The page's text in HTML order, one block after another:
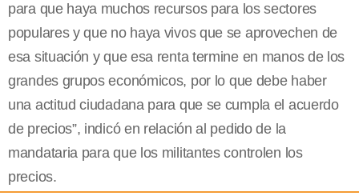
para que haya muchos recursos para los sectores
populares y que no haya vivos que se aprovechen de
esa situación y que esa renta termine en manos de los
grandes grupos económicos, por lo que debe haber
una actitud ciudadana para que se cumpla el acuerdo
de precios”, indicó en relación al pedido de la
mandataria para que los militantes controlen los
precios.